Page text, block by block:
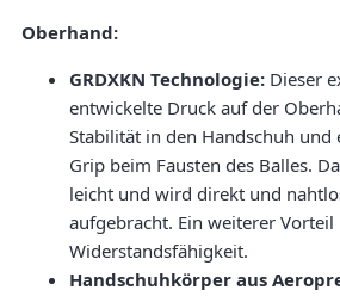
Oberhand:
GRDXKN Technologie: Dieser
entwickelte Druck auf der
Stabilität in den Handschuh und
Grip beim Fausten des Balles.
leicht und wird direkt und
aufgebracht. Ein weiterer
Widerstandsfähigkeit.
Handschuhkörper aus